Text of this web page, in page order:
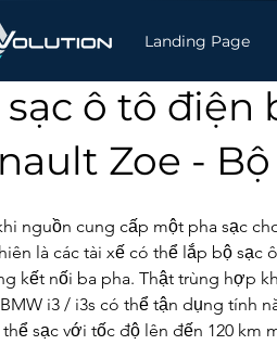
Landing Page
sạc ô tô điện
Zoe -
nguồn cung cấp một pha sạc
là các tài xế có thể lắp bộ sạc
kết nối ba pha. Thật trùng hợp
i3 / i3s có thể tận dụng tính
sạc với tốc độ lên đến 120 km